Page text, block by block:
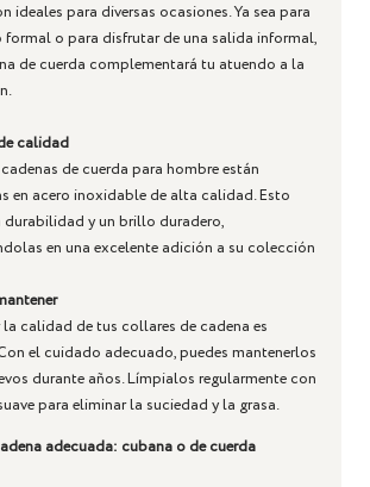
ideales para diversas ocasiones. Ya sea para
formal o para disfrutar de una salida informal,
de cuerda complementará tu atuendo a la
calidad
de cuerda para hombre están
en acero inoxidable de alta calidad. Esto
durabilidad y un brillo duradero,
en una excelente adición a su colección
la calidad de tus collares de cadena es
el cuidado adecuado, puedes mantenerlos
durante años. Límpialos regularmente con
para eliminar la suciedad y la grasa.
adecuada: cubana o de cuerda